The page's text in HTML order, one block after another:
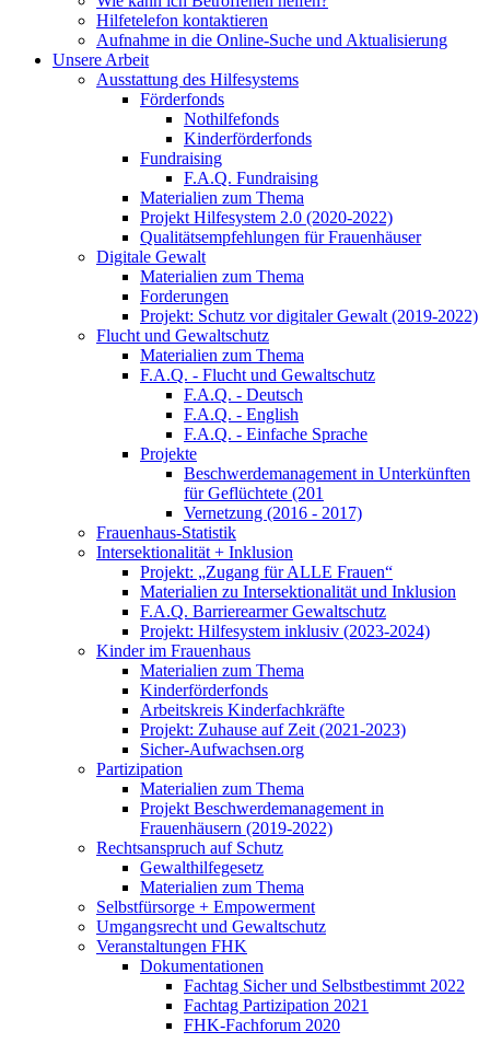
Hilfetelefon kontaktieren
Aufnahme in die Online-Suche und Aktualisierung
Unsere Arbeit
Ausstattung des Hilfesystems
Förderfonds
Nothilfefonds
Kinderförderfonds
Fundraising
F.A.Q. Fundraising
Materialien zum Thema
Projekt Hilfesystem 2.0 (2020-2022)
Qualitätsempfehlungen für Frauenhäuser
Digitale Gewalt
Materialien zum Thema
Forderungen
Projekt: Schutz vor digitaler Gewalt (2019-2022)
Flucht und Gewaltschutz
Materialien zum Thema
F.A.Q. - Flucht und Gewaltschutz
F.A.Q. - Deutsch
F.A.Q. - English
F.A.Q. - Einfache Sprache
Projekte
Beschwerdemanagement in Unterkünften
für Geflüchtete (201
Vernetzung (2016 - 2017)
Frauenhaus-Statistik
Intersektionalität + Inklusion
Projekt: „Zugang für ALLE Frauen“
Materialien zu Intersektionalität und Inklusion
F.A.Q. Barrierearmer Gewaltschutz
Projekt: Hilfesystem inklusiv (2023-2024)
Kinder im Frauenhaus
Materialien zum Thema
Kinderförderfonds
Arbeitskreis Kinderfachkräfte
Projekt: Zuhause auf Zeit (2021-2023)
Sicher-Aufwachsen.org
Partizipation
Materialien zum Thema
Projekt Beschwerdemanagement in
Frauenhäusern (2019-2022)
Rechtsanspruch auf Schutz
Gewalthilfegesetz
Materialien zum Thema
Selbstfürsorge + Empowerment
Umgangsrecht und Gewaltschutz
Veranstaltungen FHK
Dokumentationen
Fachtag Sicher und Selbstbestimmt 2022
Fachtag Partizipation 2021
FHK-Fachforum 2020